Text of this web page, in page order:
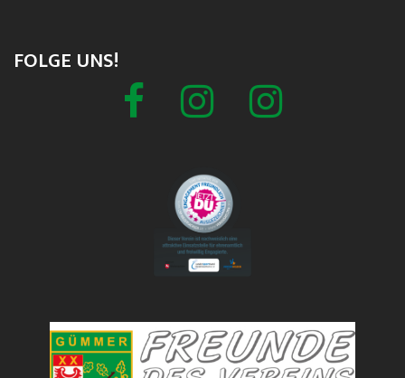
FOLGE UNS!
Facebook SchützenvereinSpielmannszug